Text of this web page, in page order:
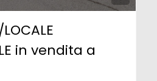
in vendita a